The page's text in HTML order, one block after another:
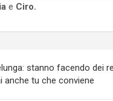
e Ciro.
stanno facendo dei
anche tu che conviene